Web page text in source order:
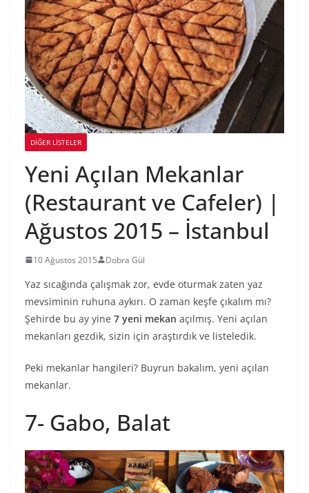
DIĞER LISTELER
Yeni Açılan Mekanlar
(Restaurant ve Cafeler) |
Ağustos 2015 – İstanbul
10 Ağustos 2015 Dobra Gül
Yaz sıcağında çalışmak zor, evde oturmak zaten yaz
mevsiminin ruhuna aykırı. O zaman keşfe çıkalım mı?
Şehirde bu ay yine 7 yeni mekan açılmış. Yeni açılan
mekanları gezdik, sizin için araştırdık ve listeledik.
Peki mekanlar hangileri? Buyrun bakalım, yeni açılan
mekanlar.
7- Gabo, Balat